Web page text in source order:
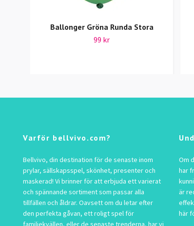
Ballonger Gröna Runda Stora
99 kr
Varför bellvivo.com?
Bellvivo, din destination för de senaste inom
prylar, sällskapsspel, skönhet, presenter och
maskerad! Vi brinner för att erbjuda ett varierat
och spännande sortiment som passar alla
tillfällen och åldrar. Oavsett om du letar efter
den perfekta gåvan, ett roligt spel för
familjekvällen, eller de senaste trenderna, har vi
Om
har
är
här